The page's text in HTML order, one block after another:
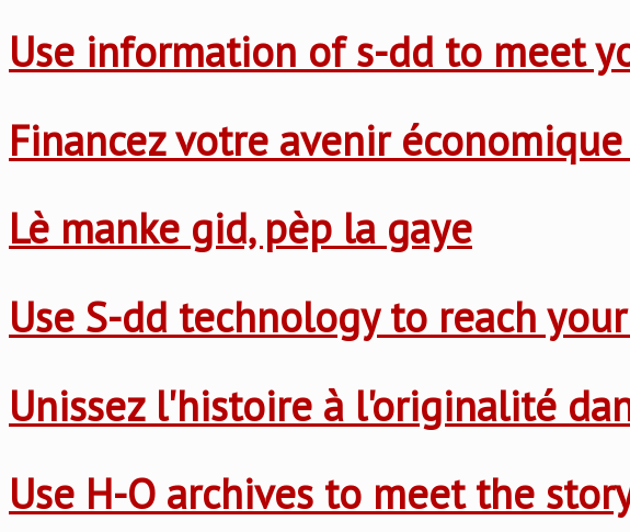
Use information of s-dd to meet
Financez votre avenir
Lè manke gid, pèp la gaye
Use S-dd technology to reach
Unissez l'histoire à l'originalité
Use H-O archives to meet the